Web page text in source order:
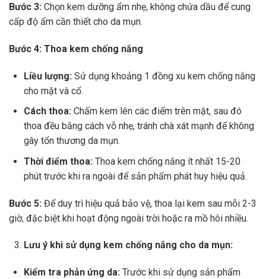
Bước 3: Chọn kem dưỡng ẩm nhẹ, không chứa dầu để cung
cấp độ ẩm cần thiết cho da mụn.
Bước 4: Thoa kem chống nắng
Liều lượng: Sử dụng khoảng 1 đồng xu kem chống nắng
cho mặt và cổ.
Cách thoa: Chấm kem lên các điểm trên mặt, sau đó
thoa đều bằng cách vỗ nhẹ, tránh chà xát mạnh để không
gây tổn thương da mụn.
Thời điểm thoa: Thoa kem chống nắng ít nhất 15-20
phút trước khi ra ngoài để sản phẩm phát huy hiệu quả.
Bước 5: Để duy trì hiệu quả bảo vệ, thoa lại kem sau mỗi 2-3
giờ, đặc biệt khi hoạt động ngoài trời hoặc ra mồ hôi nhiều.
Lưu ý khi sử dụng kem chống nắng cho da mụn:
Kiểm tra phản ứng da: Trước khi sử dụng sản phẩm